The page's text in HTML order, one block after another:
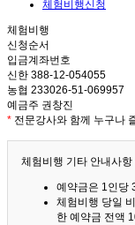
체험비행신청
체험비행
신청순서
입금계좌번호
신한 388-12-054055
농협 233026-51-069957
예금주 권창진
* 전문강사와 함께 누구나
체험비행 기타 안내사
예약금은 1인당
체험비행 당일
한 예약금 전액